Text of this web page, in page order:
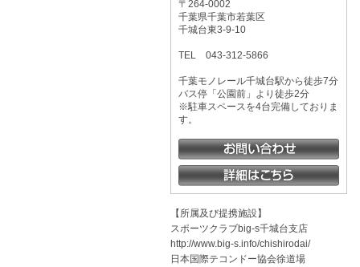
〒264-0002
千葉県千葉市若葉区
千城台東3-9-10
TEL 043-312-5866
千葉モノレール千城台駅から徒歩7分
バス停「公園前」より徒歩2分
※駐車スペースを4台完備しておりま
す。
【所属及び提携施設】
スポーツクラブbig-s千城台支店
http://www.big-s.info/chishirodai/
日本国際テコンドー協会徐道場